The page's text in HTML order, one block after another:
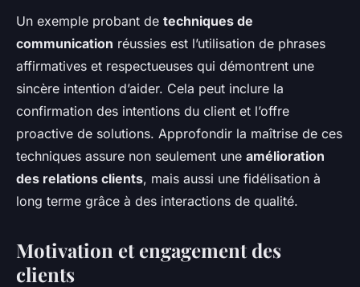
Un exemple probant de techniques de
communication réussies est l’utilisation de phrases
affirmatives et respectueuses qui démontrent une
sincère intention d’aider. Cela peut inclure la
confirmation des intentions du client et l’offre
proactive de solutions. Approfondir la maîtrise de ces
techniques assure non seulement une amélioration
des relations clients, mais aussi une fidélisation à
long terme grâce à des interactions de qualité.
Motivation et engagement des
clients